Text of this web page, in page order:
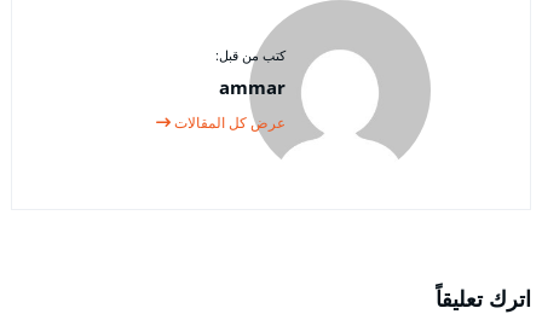
كتب من قبل:
ammar
عرض كل المقالات
اترك تعليقاً